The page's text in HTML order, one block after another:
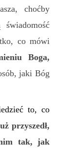
choćby
co mówi
Boga,
jaki Bóg
to, co
przyszedł,
tak, jak